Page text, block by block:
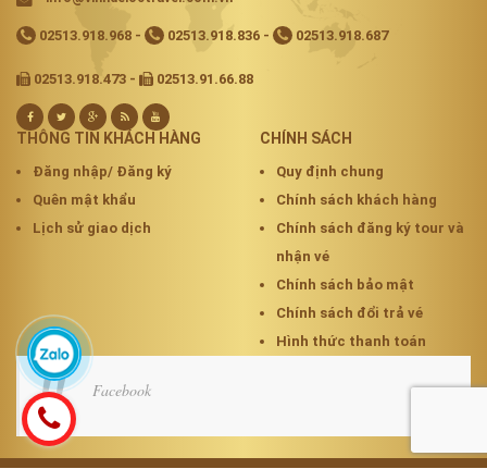
02513.918.968 - 02513.918.836 - 02513.918.687
02513.918.473 - 02513.91.66.88
THÔNG TIN KHÁCH HÀNG
Đăng nhập/ Đăng ký
Quên mật khẩu
Lịch sử giao dịch
CHÍNH SÁCH
Quy định chung
Chính sách khách hàng
Chính sách đăng ký tour và
nhận vé
Chính sách bảo mật
Chính sách đổi trả vé
Hình thức thanh toán
Facebook